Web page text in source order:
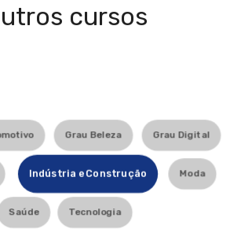
cursos
Grau Beleza Grau Digital
Indústria e Construção Moda
Saúde Tecnologia